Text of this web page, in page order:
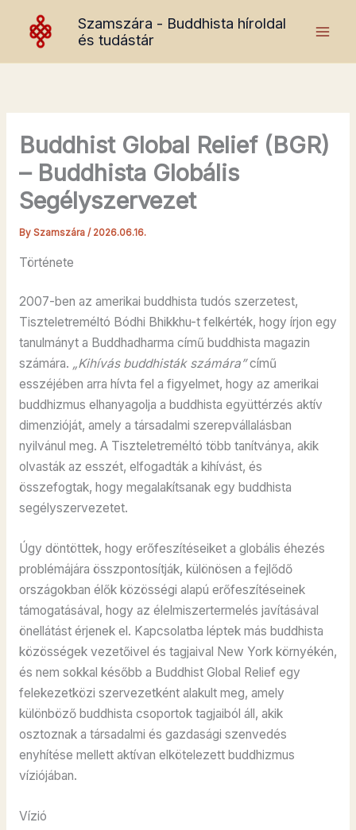
content
Szamszára - Buddhista híroldal
és tudástár
Buddhist Global Relief (BGR)
– Buddhista Globális
Segélyszervezet
By Szamszára / 2026.06.16.
Története
2007-ben az amerikai buddhista tudós szerzetest,
Tiszteletreméltó Bódhi Bhikkhu-t felkérték, hogy írjon egy
tanulmányt a Buddhadharma című buddhista magazin
számára. „Kihívás buddhisták számára”című
esszéjében arra hívta fel a figyelmet, hogy az amerikai
buddhizmus elhanyagolja a buddhista együttérzés aktív
dimenzióját, amely a társadalmi szerepvállalásban
nyilvánul meg. A Tiszteletreméltó több tanítványa, akik
olvasták az esszét, elfogadták a kihívást, és
összefogtak, hogy megalakítsanak egy buddhista
segélyszervezetet.
Úgy döntöttek, hogy erőfeszítéseiket a globális éhezés
problémájára összpontosítják, különösen a fejlődő
országokban élők közösségi alapú erőfeszítéseinek
támogatásával, hogy az élelmiszertermelés javításával
önellátást érjenek el. Kapcsolatba léptek más buddhista
közösségek vezetőivel és tagjaival New York környékén,
és nem sokkal később a Buddhist Global Relief egy
felekezetközi szervezetként alakult meg, amely
különböző buddhista csoportok tagjaiból áll, akik
osztoznak a társadalmi és gazdasági szenvedés
enyhítése mellett aktívan elkötelezett buddhizmus
víziójában.
Vízió